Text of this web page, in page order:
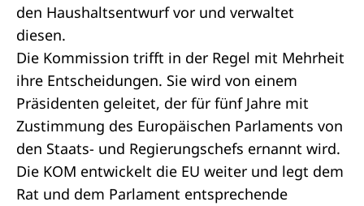
den Haushaltsentwurf vor und verwaltet
diesen.
Die Kommission trifft in der Regel mit Mehrheit
ihre Entscheidungen. Sie wird von einem
Präsidenten geleitet, der für fünf Jahre mit
Zustimmung des Europäischen Parlaments von
den Staats- und Regierungschefs ernannt wird.
Die KOM entwickelt die EU weiter und legt dem
Rat und dem Parlament entsprechende